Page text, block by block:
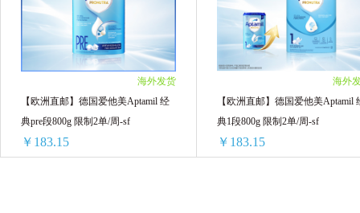
3罐装 ￥426.27(￥142.09/单罐)
4罐装 ￥568.36(￥142.09/单罐)
5罐装 ￥710.45(￥142.09/单罐)
6罐装 ￥852.54(￥142.09/单罐)
3罐装 ￥426.27(￥142.09/单罐)
4罐装 ￥568.36(￥142.09/单罐)
5罐装 ￥710.45(￥142.09/单罐)
6罐装 ￥852.54(￥142.09/单罐)
海外发货
【欧洲直邮】德国爱他美Aptamil 经
典pre段800g 限制2单/周-sf
￥183.15
海外
【欧洲直邮】德国爱他美Aptamil
典1段800g 限制2单/周-sf
￥183.15